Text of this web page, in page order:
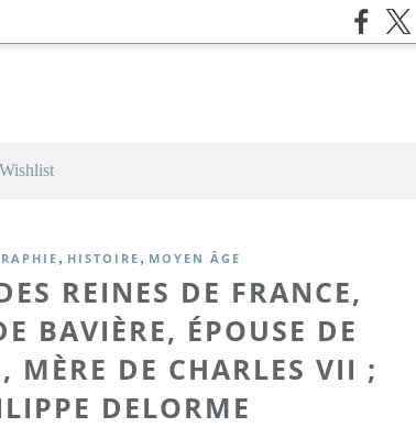
, HISTOIRE , MOYEN ÂGE
REINES DE FRANCE,
BAVIÈRE, ÉPOUSE DE
MÈRE DE CHARLES VII ;
DELORME